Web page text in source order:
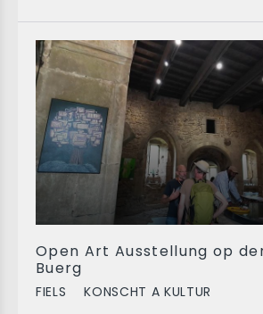
Open Art Ausstellung op
Buerg
FIELS KONSCHT A KULTUR